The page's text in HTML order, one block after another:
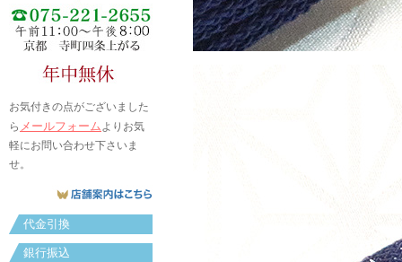
お気付きの点がございました
ら メールフォームよりお気
軽にお問い合わせ下さいま
せ。
代金引換
銀行振込